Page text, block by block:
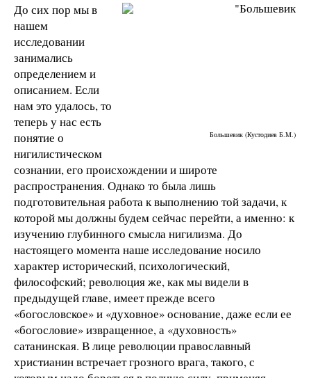
Большевик (Кустодиев Б.М.)
До сих пор мы в
нашем
исследовании
занимались
определением и
описанием. Если
нам это удалось, то
теперь у нас есть
понятие о
нигилистическом
сознании, его происхождении и широте
распространения. Однако то была лишь
подготовительная работа к выполнению той задачи, к
которой мы должны будем сейчас перейти, а именно: к
изучению глубинного смысла нигилизма. До
настоящего момента наше исследование носило
характер исторический, психологический,
философский; революция же, как мы видели в
предыдущей главе, имеет прежде всего
«богословское» и «духовное» основание, даже если ее
«богословие» извращенное, а «духовность»
сатанинская. В лице революции православный
христианин встречает грозного врага, такого, с